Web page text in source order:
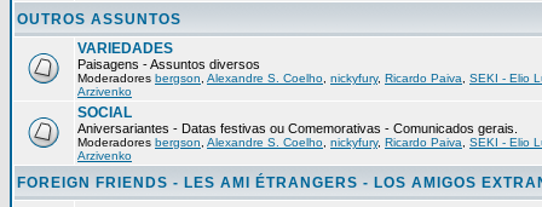
OUTROS ASSUNTOS
VARIEDADES
Paisagens - Assuntos diversos
Moderadores bergson Alexandre S. Coelho nickyfury, Ricardo Paiva
SEKI - Elio
Arzivenko
SOCIAL
Aniversariantes - Datas festivas ou Comemorativas - Comunicados gerais.
Moderadores bergson Alexandre S. Coelho nickyfury, Ricardo Paiva
SEKI - Elio
Arzivenko
FOREIGN FRIENDS - LES AMI ÉTRANGERS - LOS AMIGOS